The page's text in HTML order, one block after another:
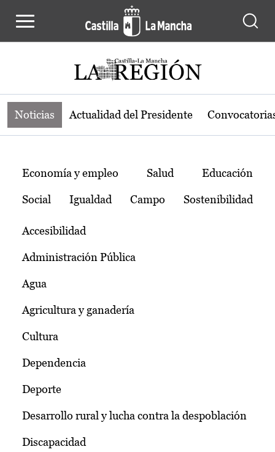
Noticias de la región de Castilla-La
Noticias Actualidad del Presidente
Temas
Economía y empleo Salud Educación
Social Igualdad Campo Sostenibilidad
Accesibilidad
Administración Pública
Agua
Agricultura y ganadería
Cultura
Dependencia
Deporte
Desarrollo rural y lucha contra la despoblación
Discapacidad